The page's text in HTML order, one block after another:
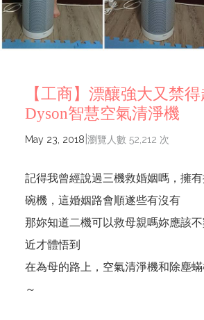
【工商】漂釀強大又禁
Dyson智慧空氣清淨機
May 23, 2018 瀏覽人數 52,212 次
記得我曾經說過三機救婚姻嗎，擁
碗機，這婚姻路會順遂些有沒有
那妳知道二機可以救母親嗎妳應該
近才體悟到
在為母的路上，空氣清淨機和除塵
～